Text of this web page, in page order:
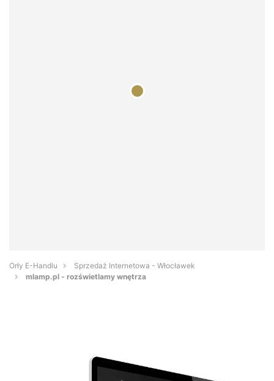
Orły E-Handlu
Sprzedaż Internetowa - Włocławek
mlamp.pl - rozświetlamy wnętrza